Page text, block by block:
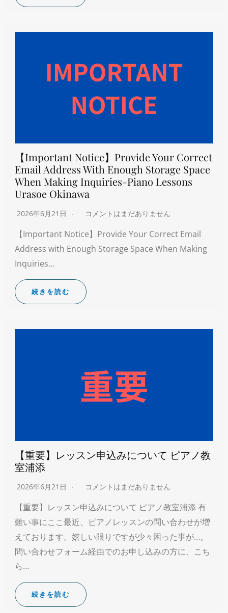
【Important Notice】Provide Your Correct
Email Address With Enough Storage Space
When Making Inquiries-Piano Lessons
Urasoe Okinawa
2026年6月21日 コメントはまだありません
【Important Notice】Provide Your Correct Email
Address with Enough Storage Space When Making
Inquiries…
続きを読む
【重要】レッスン申込みについて ピアノ教
室浦添
2026年6月21日 コメントはまだありません
【重要】レッスン申込みについて ピアノ教室浦添 有
難い事にここ最近、ピアノレッスンの問い合わせが増
えております。嬉しい限りですが少々困った事が…。
問い合わせフォーム経由でのお申し込みの方に、こち
ら…
続きを読む